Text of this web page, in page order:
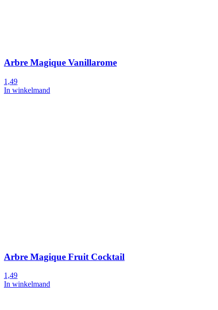
Arbre Magique Vanillarome
1,49
In winkelmand
Arbre Magique Fruit Cocktail
1,49
In winkelmand